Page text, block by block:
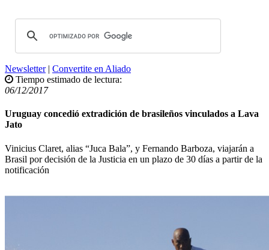
Newsletter| Convertite en Aliado
Tiempo estimado de lectura:
06/12/2017
Uruguay concedió extradición de brasileños vinculados a Lava
Jato
Vinicius Claret, alias “Juca Bala”, y Fernando Barboza, viajarán a
Brasil por decisión de la Justicia en un plazo de 30 días a partir de la
notificación